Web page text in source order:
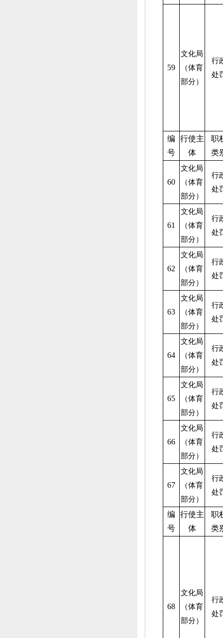
59
文化局
（体育
部分）
行
处
编
号
行使主
体
职
类
60
文化局
（体育
部分）
行
处
61
文化局
（体育
部分）
行
处
62
文化局
（体育
部分）
行
处
63
文化局
（体育
部分）
行
处
64
文化局
（体育
部分）
行
处
65
文化局
（体育
部分）
行
处
66
文化局
（体育
部分）
行
处
67
文化局
（体育
部分）
行
处
编
号
行使主
体
职
类
68
文化局
（体育
部分）
行
处